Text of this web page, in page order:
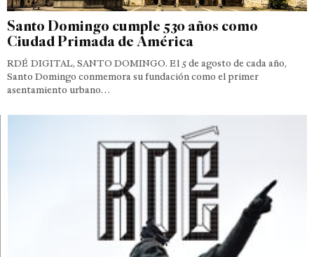
Santo Domingo cumple 530 años como
Ciudad Primada de América
RDÉ DIGITAL, SANTO DOMINGO. El 5 de agosto de cada año,
Santo Domingo conmemora su fundación como el primer
asentamiento urbano…